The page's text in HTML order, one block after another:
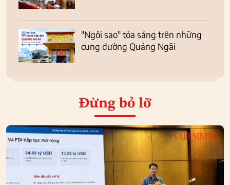
"Ngôi sao" tỏa sáng trên những
cung đường Quảng Ngãi
Đừng bỏ lỡ